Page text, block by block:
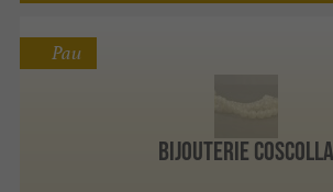
Bijouterie Coscolla
Pau